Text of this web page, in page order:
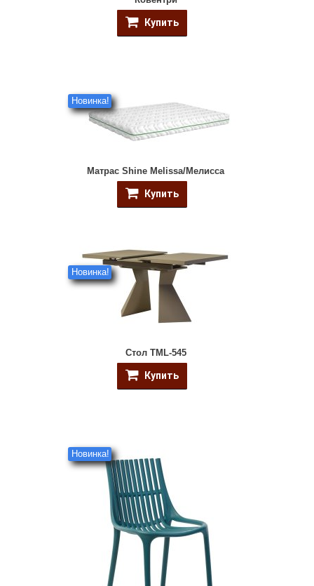
Купить
Новинка!
Матрас Shine Melissa/Мелисса
Купить
Новинка!
Стол TML-545
Купить
Новинка!